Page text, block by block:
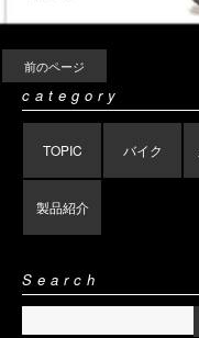
前のページ
category
TOPIC バイク
製品紹介
Search